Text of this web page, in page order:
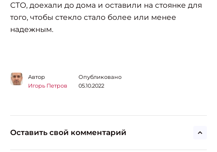
СТО, доехали до дома и оставили на стоянке для
того, чтобы стекло стало более или менее
надежным.
Автор
Игорь Петров
Опубликовано
05.10.2022
Оставить свой комментарий